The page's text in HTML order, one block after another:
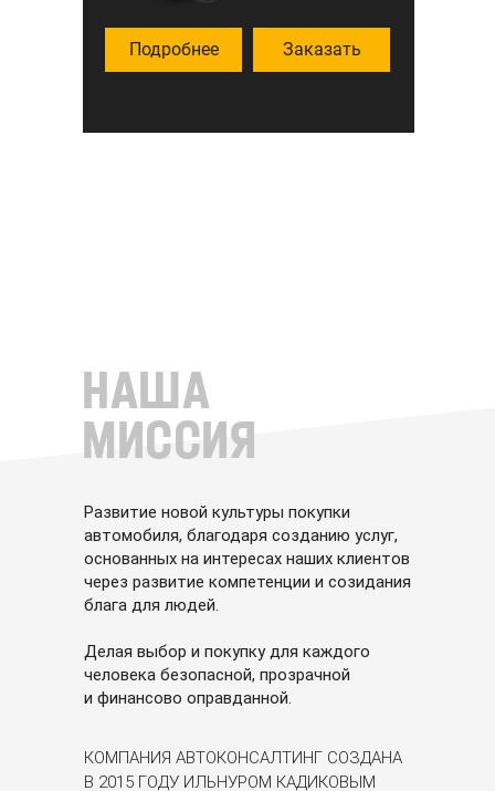
Подробнее Заказать
НАША
МИССИЯ
Развитие новой культуры покупки
автомобиля, благодаря созданию услуг,
основанных на интересах наших клиентов
через развитие компетенции и созидания
блага для людей.
Делая выбор и покупку для каждого
человека безопасной, прозрачной
и финансово оправданной.
КОМПАНИЯ АВТОКОНСАЛТИНГ СОЗДАНА
В 2015 ГОДУ ИЛЬНУРОМ КАДИКОВЫМ